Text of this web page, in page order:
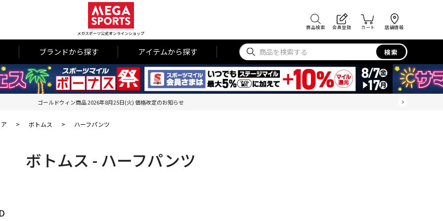
メガスポーツ公式オンラインショップ
商品検索 会員登録 カート 店舗情報
ブランドから探す アイテムから探す 検索
ゴールドウィン商品 2026年8月25日(火) 価格改定のお知らせ
> ボトムス > ハーフパンツ
ボトムス - ハーフパンツ